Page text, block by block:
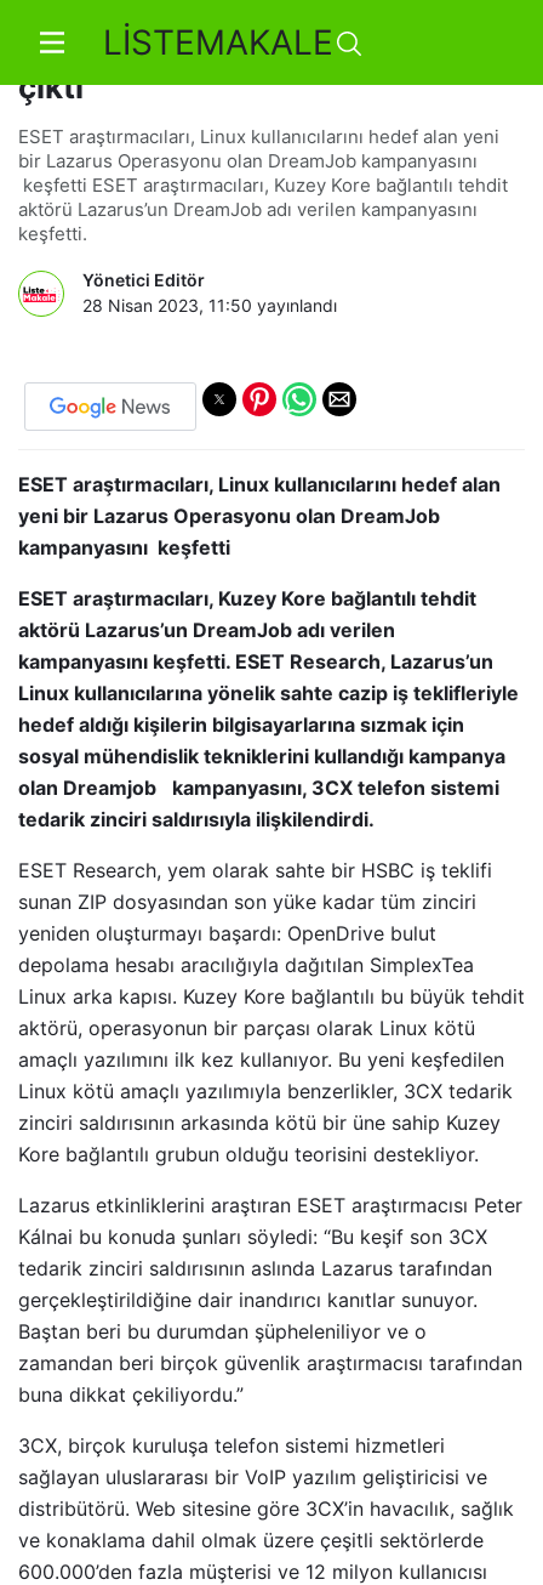
LİSTEMAKALE
İş teklifinin içinden siber saldırı
çıktı
ESET araştırmacıları, Linux kullanıcılarını hedef alan yeni
bir Lazarus Operasyonu olan DreamJob kampanyasını
keşfetti ESET araştırmacıları, Kuzey Kore bağlantılı tehdit
aktörü Lazarus’un DreamJob adı verilen kampanyasını
keşfetti.
Yönetici Editör
28 Nisan 2023, 11:50 yayınlandı
ESET araştırmacıları, Linux kullanıcılarını hedef alan
yeni bir Lazarus Operasyonu olan DreamJob
kampanyasını keşfetti
ESET araştırmacıları, Kuzey Kore bağlantılı tehdit
aktörü Lazarus’un DreamJob adı verilen
kampanyasını keşfetti. ESET Research, Lazarus’un
Linux kullanıcılarına yönelik sahte cazip iş teklifleriyle
hedef aldığı kişilerin bilgisayarlarına sızmak için
sosyal mühendislik tekniklerini kullandığı kampanya
olan Dreamjob
kampanyasını, 3CX telefon sistemi
tedarik zinciri saldırısıyla ilişkilendirdi.
ESET Research, yem olarak sahte bir HSBC iş teklifi
sunan ZIP dosyasından son yüke kadar tüm zinciri
yeniden oluşturmayı başardı: OpenDrive bulut
depolama hesabı aracılığıyla dağıtılan SimplexTea
Linux arka kapısı. Kuzey Kore bağlantılı bu büyük tehdit
aktörü, operasyonun bir parçası olarak Linux kötü
amaçlı yazılımını ilk kez kullanıyor. Bu yeni keşfedilen
Linux kötü amaçlı yazılımıyla benzerlikler, 3CX tedarik
zinciri saldırısının arkasında kötü bir üne sahip Kuzey
Kore bağlantılı grubun olduğu teorisini destekliyor.
Lazarus etkinliklerini araştıran ESET araştırmacısı Peter
Kálnai bu konuda şunları söyledi: “Bu keşif son 3CX
tedarik zinciri saldırısının aslında Lazarus tarafından
gerçekleştirildiğine dair inandırıcı kanıtlar sunuyor.
Baştan beri bu durumdan şüpheleniliyor ve o
zamandan beri birçok güvenlik araştırmacısı tarafından
buna dikkat çekiliyordu.”
3CX, birçok kuruluşa telefon sistemi hizmetleri
sağlayan uluslararası bir VoIP yazılım geliştiricisi ve
distribütörü. Web sitesine göre 3CX’in havacılık, sağlık
ve konaklama dahil olmak üzere çeşitli sektörlerde
600.000’den fazla müşterisi ve 12 milyon kullanıcısı